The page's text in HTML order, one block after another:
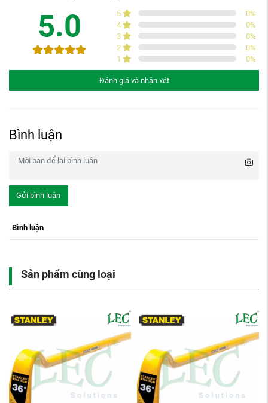
5.0 5 0%
4
0%
3
0%
2
0%
1
0%
Đánh giá và nhận xét
Bình luận
Gửi bình luận
Bình luận
Sản phẩm cùng loại